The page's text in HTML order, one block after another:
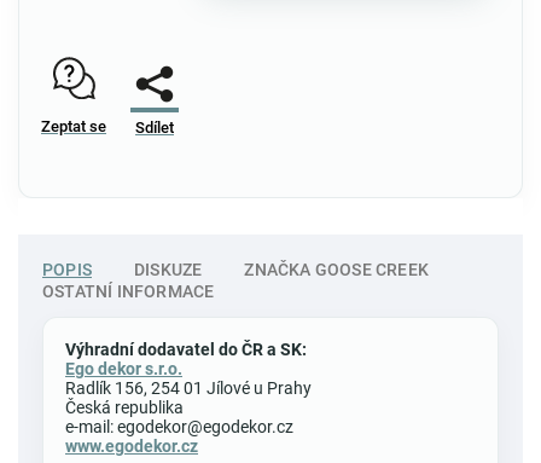
Zeptat se Sdílet
POPIS DISKUZE ZNAČKA GOOSE CREEK
OSTATNÍ INFORMACE
Výhradní dodavatel do ČR a SK:
Ego dekor s.r.o.
Radlík 156, 254 01 Jílové u Prahy
Česká republika
e-mail: egodekor@egodekor.cz
www.egodekor.cz